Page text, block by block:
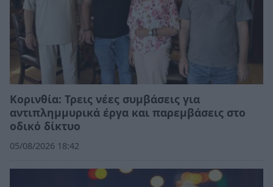
Κορινθία: Τρεις νέες συμβάσεις για
αντιπλημμυρικά έργα και παρεμβάσεις στο
οδικό δίκτυο
05/08/2026 18:42